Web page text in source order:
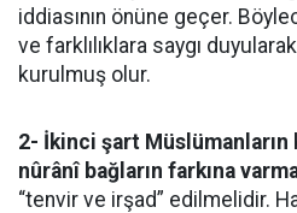
iddiasının önüne geçer.
ve farklılıklara saygı
kurulmuş olur.
2- İkinci şart Müslümanların
nûrânî bağların farkına
“tenvir ve irşad” edilmelidir.